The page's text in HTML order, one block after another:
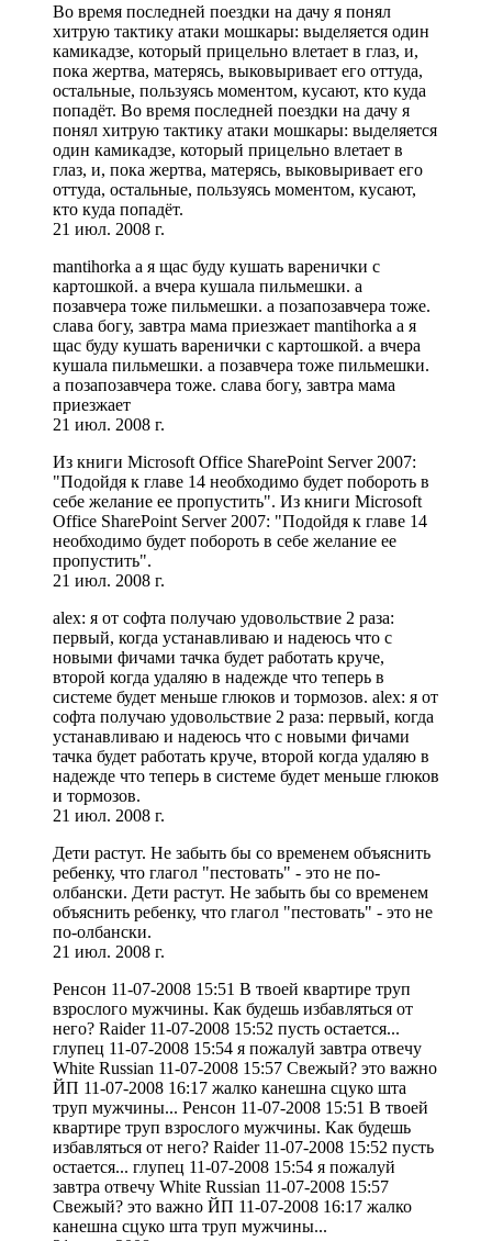
Во время последней поездки на дачу я понял
хитрую тактику атаки мошкары: выделяется один
камикадзе, который прицельно влетает в глаз, и,
пока жертва, матерясь, выковыривает его оттуда,
остальные, пользуясь моментом, кусают, кто куда
попадёт. Во время последней поездки на дачу я
понял хитрую тактику атаки мошкары: выделяется
один камикадзе, который прицельно влетает в
глаз, и, пока жертва, матерясь, выковыривает его
оттуда, остальные, пользуясь моментом, кусают,
кто куда попадёт.
21 июл. 2008 г.
mantihorka а я щас буду кушать варенички с
картошкой. а вчера кушала пильмешки. а
позавчера тоже пильмешки. а позапозавчера тоже.
слава богу, завтра мама приезжает mantihorka а я
щас буду кушать варенички с картошкой. а вчера
кушала пильмешки. а позавчера тоже пильмешки.
а позапозавчера тоже. слава богу, завтра мама
приезжает
21 июл. 2008 г.
Из книги Microsoft Office SharePoint Server 2007:
"Подойдя к главе 14 необходимо будет побороть в
себе желание ее пропустить". Из книги Microsoft
Office SharePoint Server 2007: "Подойдя к главе 14
необходимо будет побороть в себе желание ее
пропустить".
21 июл. 2008 г.
alex: я от софта получаю удовольствие 2 раза:
первый, когда устанавливаю и надеюсь что с
новыми фичами тачка будет работать круче,
второй когда удаляю в надежде что теперь в
системе будет меньше глюков и тормозов. alex: я от
софта получаю удовольствие 2 раза: первый, когда
устанавливаю и надеюсь что с новыми фичами
тачка будет работать круче, второй когда удаляю в
надежде что теперь в системе будет меньше глюков
и тормозов.
21 июл. 2008 г.
Дети растут. Не забыть бы со временем объяснить
ребенку, что глагол "пестовать" - это не по-
олбански. Дети растут. Не забыть бы со временем
объяснить ребенку, что глагол "пестовать" - это не
по-олбански.
21 июл. 2008 г.
Ренсон 11-07-2008 15:51 В твоей квартире труп
взрослого мужчины. Как будешь избавляться от
него? Raider 11-07-2008 15:52 пусть остается...
глупец 11-07-2008 15:54 я пожалуй завтра отвечу
White Russian 11-07-2008 15:57 Свежый? это важно
ЙП 11-07-2008 16:17 жалко канешна сцуко шта
труп мужчины... Ренсон 11-07-2008 15:51 В твоей
квартире труп взрослого мужчины. Как будешь
избавляться от него? Raider 11-07-2008 15:52 пусть
остается... глупец 11-07-2008 15:54 я пожалуй
завтра отвечу White Russian 11-07-2008 15:57
Свежый? это важно ЙП 11-07-2008 16:17 жалко
канешна сцуко шта труп мужчины...